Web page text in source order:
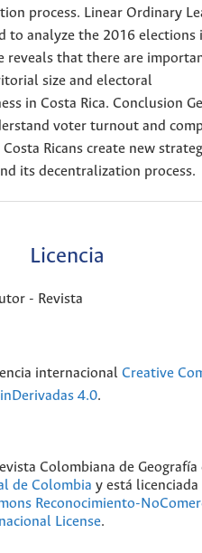
process. Linear Ordinary
to analyze the 2016 elections
reveals that there are
size and electoral
in Costa Rica. Conclusion
voter turnout and
Ricans create new
its decentralization process.
Licencia
- Revista
internacional Creative
4.0.
Colombiana de Geografía
de Colombia y está
Reconocimiento-
License.